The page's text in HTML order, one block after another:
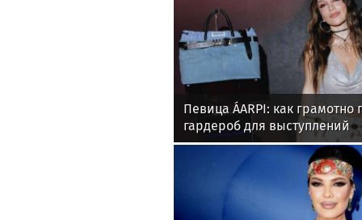
Певица ÁARPI: как грамотно
гардероб для выступлений